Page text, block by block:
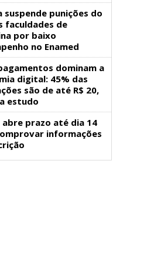
suspende punições do
faculdades de
por baixo
no Enamed
dominam a
digital: 45% das
são de até R$ 20,
estudo
abre prazo até dia 14
informações